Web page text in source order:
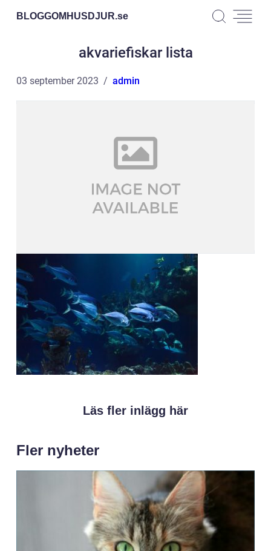
BLOGGOMHUSDJUR.se
akvariefiskar lista
03 september 2023 admin
Läs fler inlägg här
Fler nyheter